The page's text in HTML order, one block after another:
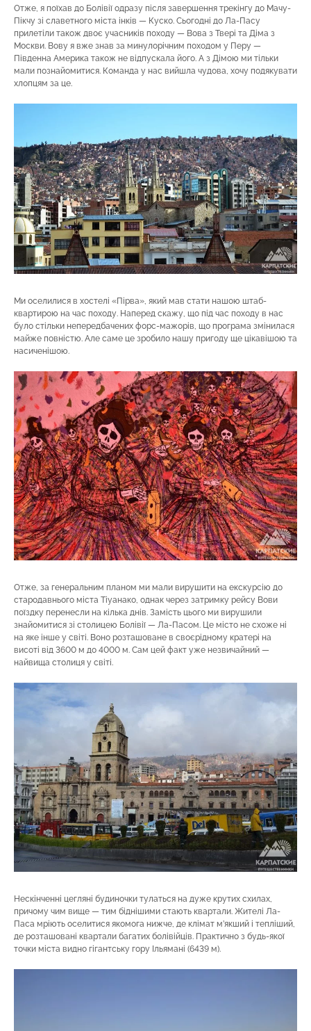
Отже, я поїхав до Болівії одразу після завершення трекінгу до Мачу-
Пікчу зі славетного міста інків — Куско. Сьогодні до Ла-Пасу
прилетіли також двоє учасників походу — Вова з Твері та Діма з
Москви. Вову я вже знав за минулорічним походом у Перу —
Південна Америка також не відпускала його. А з Дімою ми тільки
мали познайомитися. Команда у нас вийшла чудова, хочу подякувати
хлопцям за це.
Ми оселилися в хостелі «Пірва», який мав стати нашою штаб-
квартирою на час походу. Наперед скажу, що під час походу в нас
було стільки непередбачених форс-мажорів, що програма змінилася
майже повністю. Але саме це зробило нашу пригоду ще цікавішою та
насиченішою.
Отже, за генеральним планом ми мали вирушити на екскурсію до
стародавнього міста Тіуанако, однак через затримку рейсу Вови
поїздку перенесли на кілька днів. Замість цього ми вирушили
знайомитися зі столицею Болівії — Ла-Пасом. Це місто не схоже ні
на яке інше у світі. Воно розташоване в своєрідному кратері на
висоті від 3600 м до 4000 м. Сам цей факт уже незвичайний —
найвища столиця у світі.
Нескінченні цегляні будиночки тулаться на дуже крутих схилах,
причому чим вище — тим біднішими стають квартали. Жителі Ла-
Паса мріють оселитися якомога нижче, де клімат м’якший і тепліший,
де розташовані квартали багатих болівійців. Практично з будь-якої
точки міста видно гігантську гору Ільямані (6439 м).